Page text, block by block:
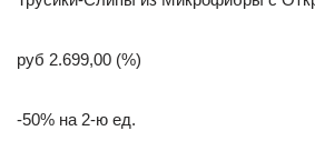
руб 2.699,00 (%)
-50% на 2-ю ед.